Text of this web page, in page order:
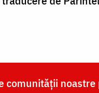
comunității noastre